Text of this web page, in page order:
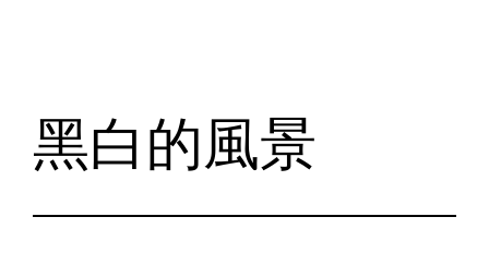
黑白的風景